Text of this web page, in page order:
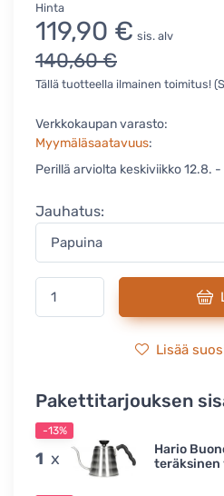
Hinta
119,90 € sis. alv
140,60 €
Tällä tuotteella ilmainen toimitus!
Verkkokaupan varasto:
Myymäläsaatavuus:
Perillä arviolta keskiviikko 12.8. -
Jauhatus:
Lisää
Pakettitarjouksen
-13%
1 x
Hario
teräksinen